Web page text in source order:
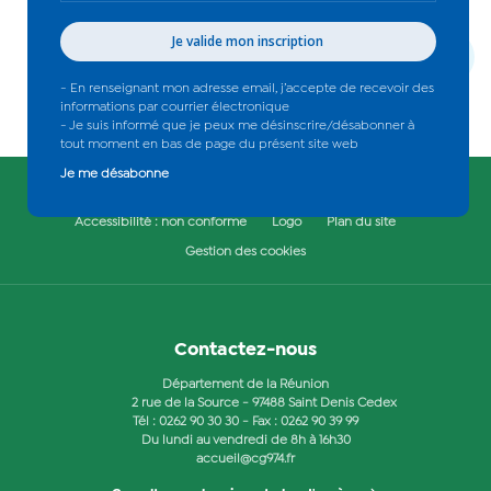
Voir toutes les actus
téléphone
- En renseignant mon adresse email, j’accepte de recevoir des
informations par courrier électronique
- Je suis informé que je peux me désinscrire/désabonner à
tout moment en bas de page du présent site web
Je me désabonne
Accessibilité : non conforme Logo Plan du site
Gestion des cookies
Contactez-nous
Département de la Réunion
2 rue de la Source - 97488 Saint Denis Cedex
Tél : 0262 90 30 30 - Fax : 0262 90 39 99
Du lundi au vendredi de 8h à 16h30
accueil@cg974.fr